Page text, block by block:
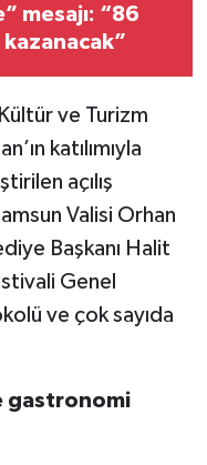
mesajı: “86
ve Turizm
katılımıyla
açılış
Valisi Orhan
Başkanı Halit
Genel
ve çok sayıda
gastronomi